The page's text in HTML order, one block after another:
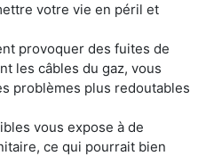
votre vie en péril et
provoquer des fuites de
les câbles du gaz, vous
problèmes plus redoutables
vous expose à de
ce qui pourrait bien